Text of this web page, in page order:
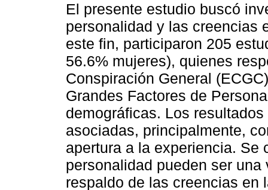
El presente estudio buscó
personalidad y las creencias
este fin, participaron 205
56.6% mujeres), quienes
Conspiración General
Grandes Factores de
demográficas. Los
asociadas, principalmente,
apertura a la experiencia. Se
personalidad pueden ser
respaldo de las creencias en